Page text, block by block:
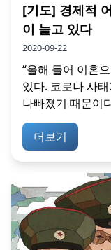
[기도] 경제적
이 늘고 있다
2020-09-22
“올해 들어 이혼
있다. 코로나 사
나빠졌기 때문이
더보기